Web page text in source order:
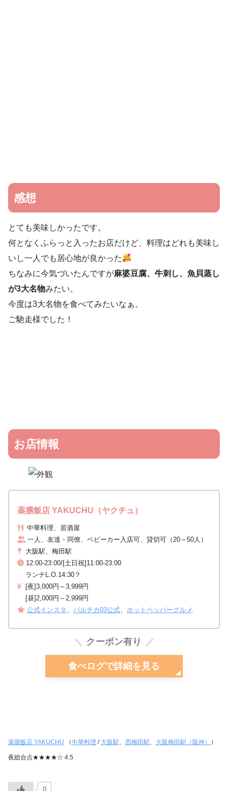
感想
とても美味しかったです。
何となくふらっと入ったお店だけど、料理はどれも美味し
いし一人でも居心地が良かった
ちなみに今気づいたんですが麻婆豆腐、牛刺し、魚貝蒸し
が3大名物みたい。
今度は3大名物を食べてみたいなぁ。
ご馳走様でした！
お店情報
薬膳飯店 YAKUCHU（ヤクチュ）
中華料理、居酒屋
一人、友達・同僚、ベビーカー入店可、貸切可（20～50人）
大阪駅、梅田駅
12:00-23:00/[土日祝]11:00-23:00
ランチL.O.14:30？
[夜]3,000円～3,999円
[昼]2,000円～2,999円
公式インスタ
バルチカ03公式 ホットペッパーグルメ
クーポン有り
食べログで詳細を見る
薬膳飯店 YAKUCHU （中華料理 / 大阪駅、 西梅田駅、 大阪梅田駅（阪神） ）
夜総合点★★★★☆ 4.5
0